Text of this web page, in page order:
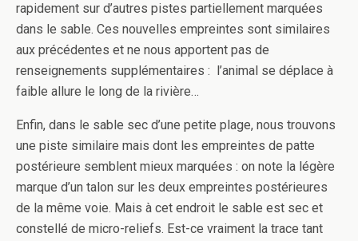
rapidement sur d’autres pistes partiellement marquées
dans le sable. Ces nouvelles empreintes sont similaires
aux précédentes et ne nous apportent pas de
renseignements supplémentaires : l’animal se déplace à
faible allure le long de la rivière…
Enfin, dans le sable sec d’une petite plage, nous trouvons
une piste similaire mais dont les empreintes de patte
postérieure semblent mieux marquées : on note la légère
marque d’un talon sur les deux empreintes postérieures
de la même voie. Mais à cet endroit le sable est sec et
constellé de micro-reliefs. Est-ce vraiment la trace tant